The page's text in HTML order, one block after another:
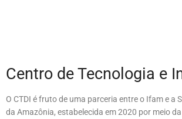
Centro de Tecnologia e
O CTDI é fruto de uma parceria entre o Ifam e a
da Amazônia, estabelecida em 2020 por meio